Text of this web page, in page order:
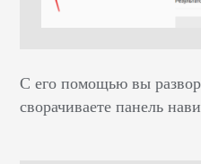
С его помощью вы
сворачиваете панель